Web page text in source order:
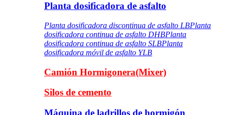
Planta dosificadora de asfalto
Planta dosificadora discontinua de asfalto LBPlanta
dosificadora continua de asfalto DHBPlanta
dosificadora continua de asfalto SLBPlanta
dosificadora móvil de asfalto YLB
Camión Hormigonera(Mixer)
Silos de cemento
Máquina de ladrillos de hormigón